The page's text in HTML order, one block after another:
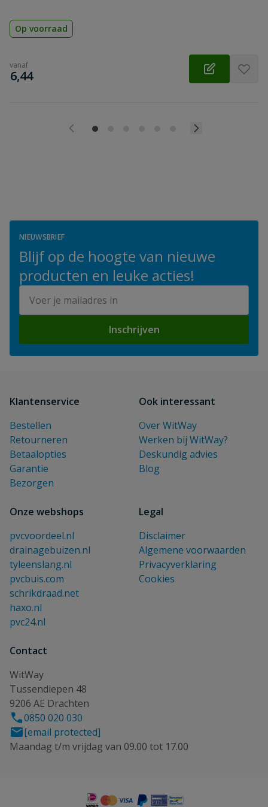
Op voorraad
vanaf
€
6,44
NIEUWSBRIEF
Blijf op de hoogte van nieuwe
producten en leuke acties!
Inschrijven
Klantenservice
Bestellen
Retourneren
Betaalopties
Garantie
Bezorgen
Ook interessant
Over WitWay
Werken bij WitWay?
Deskundig advies
Blog
Onze webshops
pvcvoordeel.nl
drainagebuizen.nl
tyleenslang.nl
pvcbuis.com
schrikdraad.net
haxo.nl
pvc24.nl
Legal
Disclaimer
Algemene voorwaarden
Privacyverklaring
Cookies
Contact
WitWay
Tussendiepen 48
9206 AE Drachten
0850 020 030
[email protected]
Maandag t/m vrijdag van 09.00 tot 17.00